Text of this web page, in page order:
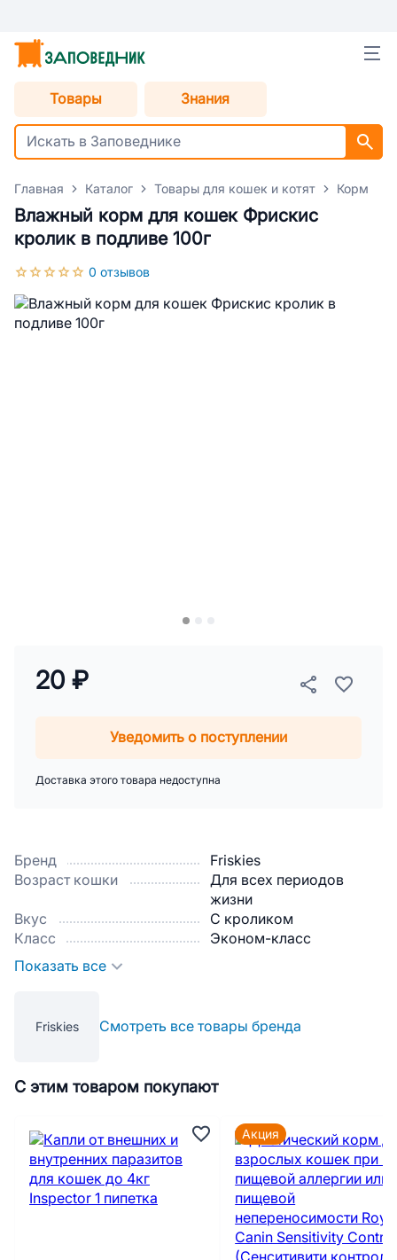
Товары Знания
Главная Каталог Товары для кошек и котят Корм
Влажный корм для кошек Фрискис
кролик в подливе 100г
0 отзывов
Бренд
Friskies
Возраст кошки
Для всех периодов
жизни
Вкус
С кроликом
Класс
Эконом-класс
Показать все
Friskies Смотреть все товары бренда
20 ₽
Уведомить о поступлении
Доставка этого товара недоступна
С этим товаром покупают
Акция